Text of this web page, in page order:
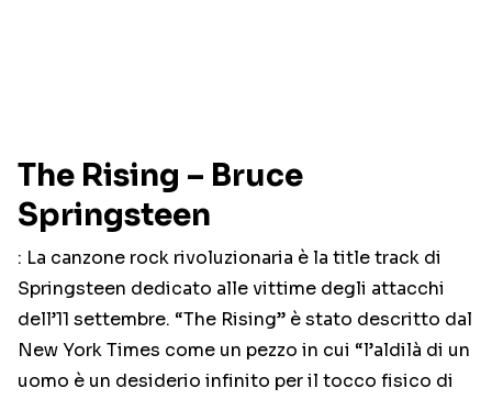
The Rising – Bruce
Springsteen
: La canzone rock rivoluzionaria è la title track di
Springsteen dedicato alle vittime degli attacchi
dell’11 settembre. “The Rising” è stato descritto dal
New York Times come un pezzo in cui “l’aldilà di un
uomo è un desiderio infinito per il tocco fisico di